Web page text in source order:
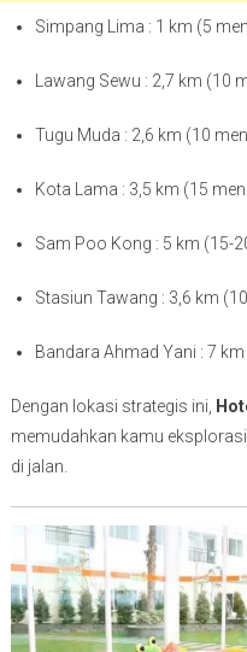
Simpang Lima : 1 km (5
Lawang Sewu : 2,7 km (10
Tugu Muda : 2,6 km (10
Kota Lama : 3,5 km (15
Sam Poo Kong : 5 km (15-
Stasiun Tawang : 3,6 km
Bandara Ahmad Yani : 7
Dengan lokasi strategis ini,
memudahkan kamu
di jalan.